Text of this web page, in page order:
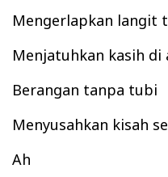
Mengerlapkan langit
Menjatuhkan kasih di
Berangan tanpa tubi
Menyusahkan kisah
Ah